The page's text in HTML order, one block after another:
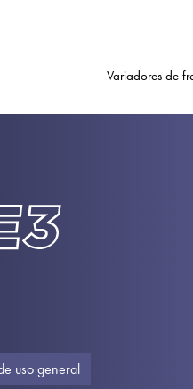
Variadores de
uso general